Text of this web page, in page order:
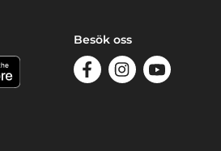
Besök oss